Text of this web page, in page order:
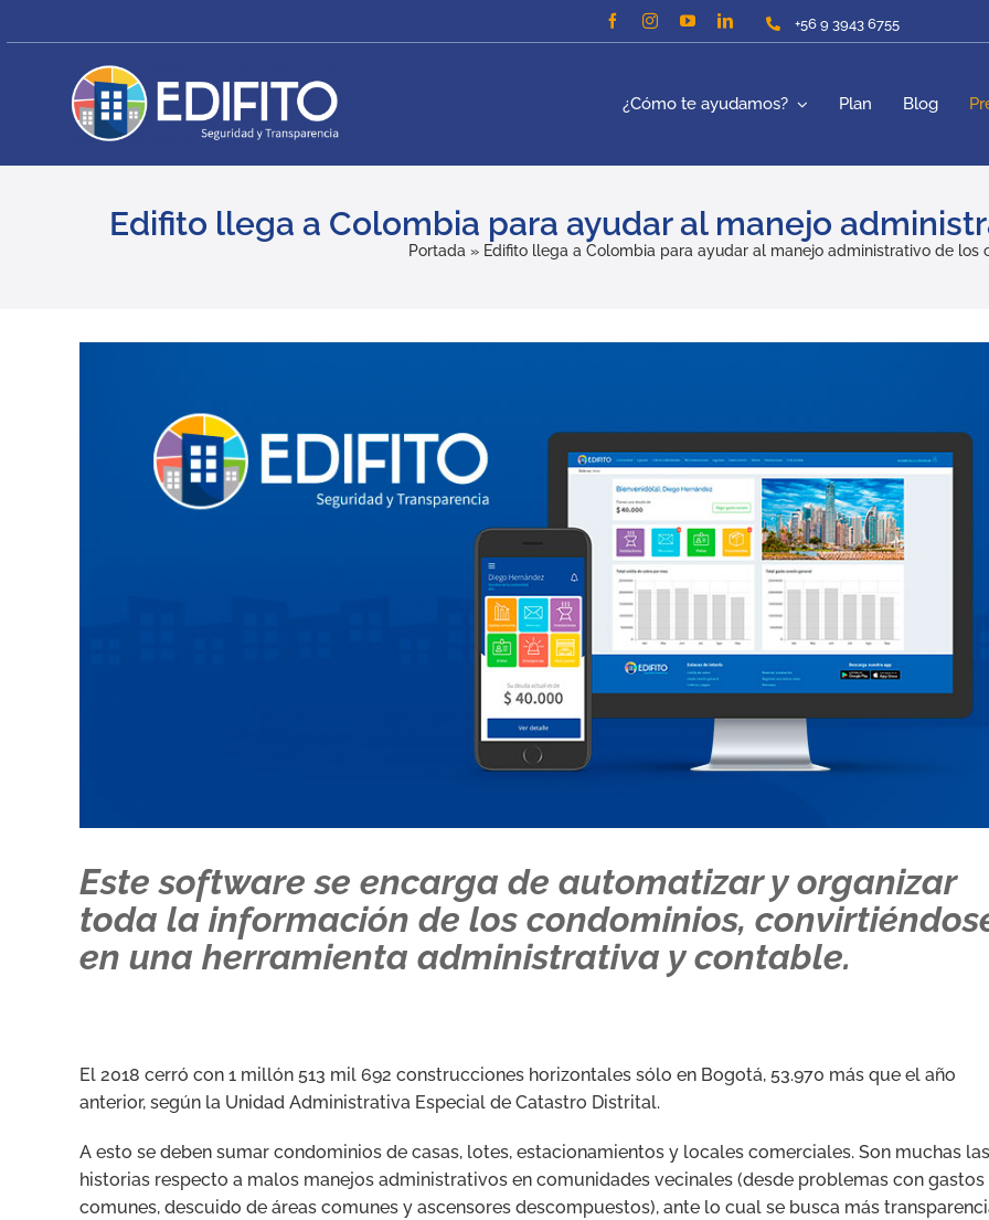
to
+56 9 3943 6755
¿Cómo te ayudamos? Plan Blog
Edifito llega a Colombia para ayudar al manejo
Portada » Edifito llega a Colombia para ayudar al manejo administrativo de los
Este software se encarga de automatizar y organizar
toda la información de los condominios,
en una herramienta administrativa y contable.
El 2018 cerró con 1 millón 513 mil 692 construcciones horizontales sólo en Bogotá, 53.970 más que el año
anterior, según la Unidad Administrativa Especial de Catastro Distrital.
A esto se deben sumar condominios de casas, lotes, estacionamientos y locales comerciales. Son muchas las
historias respecto a malos manejos administrativos en comunidades vecinales (desde problemas con gastos
comunes, descuido de áreas comunes y ascensores descompuestos), ante lo cual se busca más